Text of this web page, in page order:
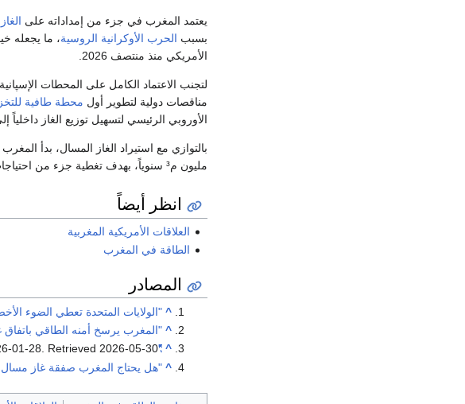
يعتمد المغرب في جزء من إمداداته على
بسبب الحرب الأوكرانية الروسية، ما يجعله
الأمريكي منذ منتصف 2026.
لتجنب الاعتماد الكامل على المحطات
مناقصات دولية لتطوير أول محطة طافية
الأوروبي الرئيسي لتسهيل توزيع الغاز داخلياً
بالتوازي مع استيراد الغاز المسال، بدأ
مليون م³ سنوياً، بهدف تغطية جزء من احتياجات الصناعة المحلية وتقليص فاتورة الاستيراد.
انظر أيضاً
العلاقات الأمريكية المغربية
الطاقة في المغرب
المصادر
^ "الولايات المتحدة تعطي الضوء
^ "المغرب يرسخ أمنه الطاقي باتفاق
^
"Morocco pushes long term gas strategy to stabilize its grid"
01-28. Retrieved2026-05-30
^ "هل يحتاج المغرب صفقة غاز